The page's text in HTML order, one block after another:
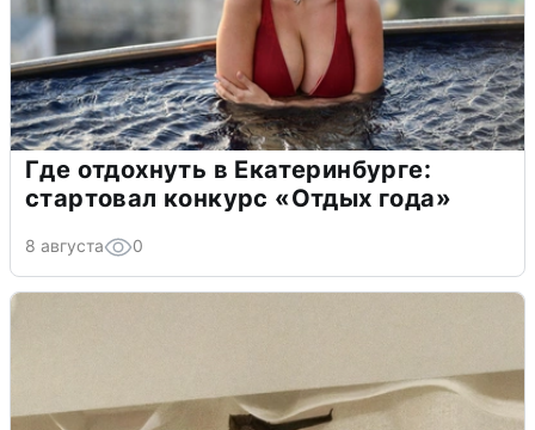
Где отдохнуть в Екатеринбурге:
стартовал конкурс «Отдых года»
8 августа 0